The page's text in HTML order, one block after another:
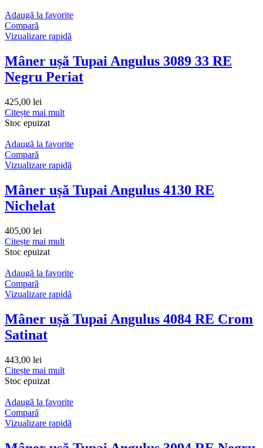
Adaugă la favorite
Compară
Vizualizare rapidă
Mâner ușă Tupai Angulus 3089 33 RE
Negru Periat
425,00 lei
Citește mai mult
Stoc epuizat
Adaugă la favorite
Compară
Vizualizare rapidă
Mâner ușă Tupai Angulus 4130 RE
Nichelat
405,00 lei
Citește mai mult
Stoc epuizat
Adaugă la favorite
Compară
Vizualizare rapidă
Mâner ușă Tupai Angulus 4084 RE Crom
Satinat
443,00 lei
Citește mai mult
Stoc epuizat
Adaugă la favorite
Compară
Vizualizare rapidă